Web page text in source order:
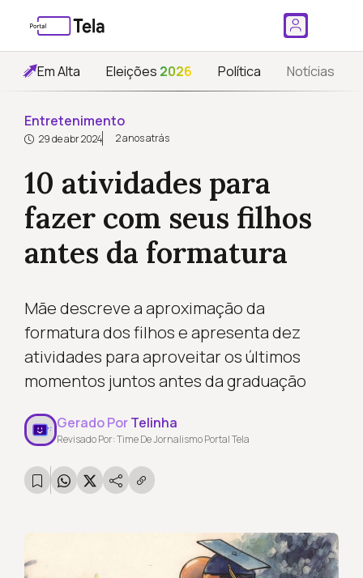
Em Alta Eleições 2026 Política Notícias
Entretenimento
29 de abr 2024 2 anos atrás
10 atividades para
fazer com seus filhos
antes da formatura
Mãe descreve a aproximação da
formatura dos filhos e apresenta dez
atividades para aproveitar os últimos
momentos juntos antes da graduação
Gerado PorTelinha
Revisado Por: Time De Jornalismo Portal Tela